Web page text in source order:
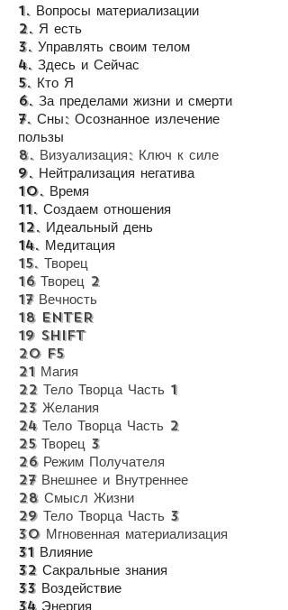
1. Вопросы материализации
2. Я есть
3. Управлять своим телом
4. Здесь и Сейчас
5. Кто Я
6. За пределами жизни и смерти
7. Сны: Осознанное излечение
пользы
8. Визуализация: Ключ к силе
9. Нейтрализация негатива
10. Время
11. Создаем отношения
12. Идеальный день
14. Медитация
15. Творец
16 Творец 2
17 Вечность
18 ENTER
19 Shift
20 F5
21 Магия
22 Тело Творца Часть 1
23 Желания
24 Тело Творца Часть 2
25 Творец 3
26 Режим Получателя
27 Внешнее и Внутреннее
28 Смысл Жизни
29 Тело Творца Часть 3
30 Мгновенная материализация
31 Влияние
32 Сакральные знания
33 Воздействие
34 Энергия